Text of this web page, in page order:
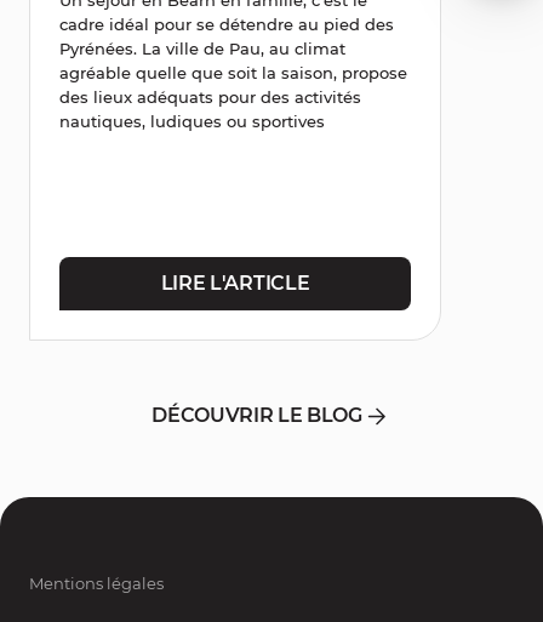
cadre idéal pour se détendre au pied des
Pyrénées. La ville de Pau, au climat
agréable quelle que soit la saison, propose
des lieux adéquats pour des activités
nautiques, ludiques ou sportives
LIRE L'ARTICLE
DÉCOUVRIR LE BLOG
Mentions légales